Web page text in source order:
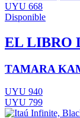
UYU 668
Disponible
EL LIBRO
TAMARA
UYU 940
UYU 799